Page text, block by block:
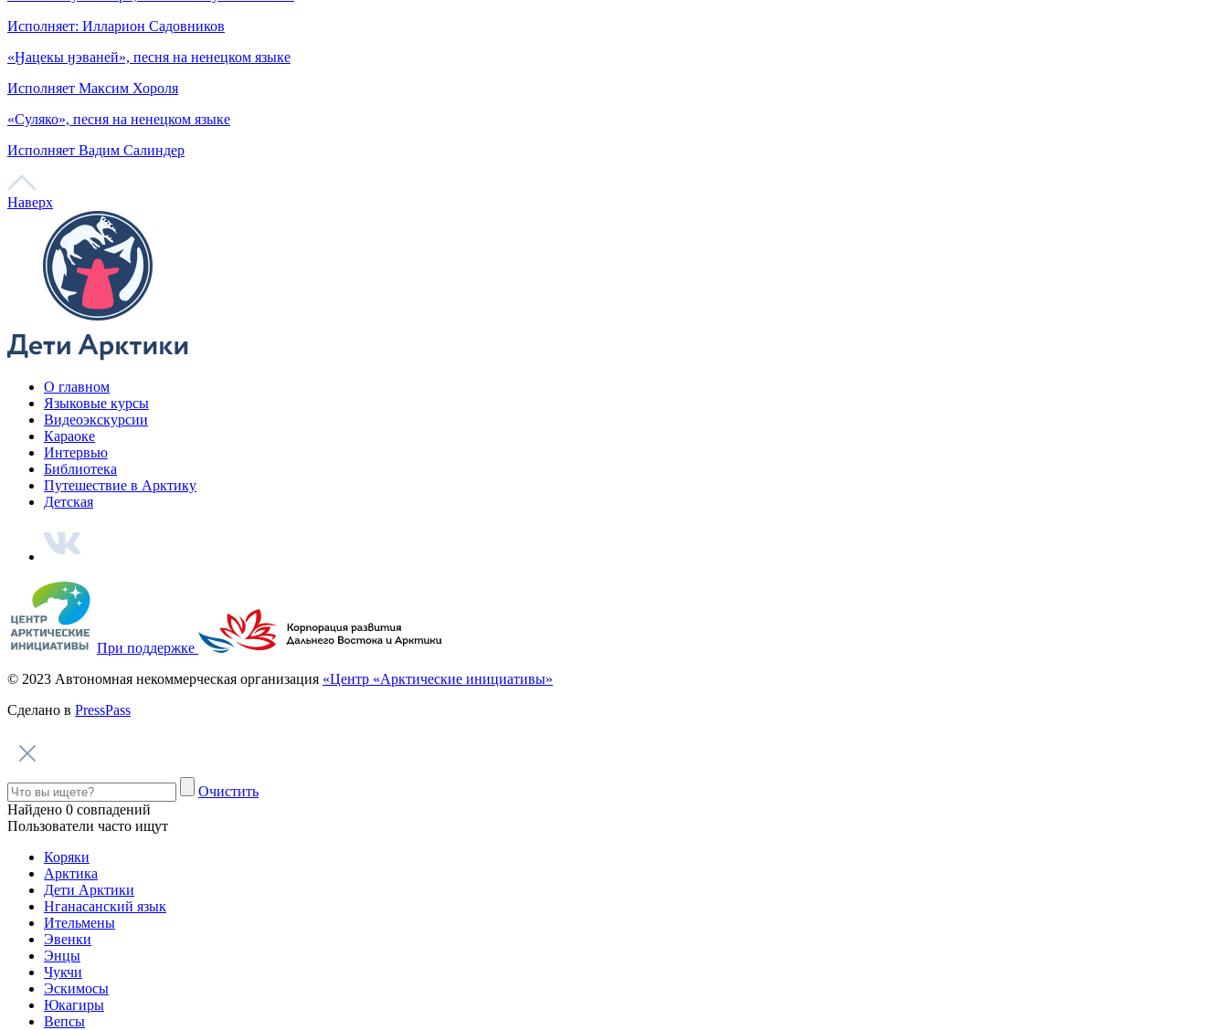
Исполняет: Илларион Садовников
«Ӈацекы ӈэваней», песня на ненецком языке
Исполняет Максим Хороля
«Суляко», песня на ненецком языке
Исполняет Вадим Салиндер
Наверх
О главном
Языковые курсы
Видеоэкскурсии
Караоке
Интервью
Библиотека
Путешествие в Арктику
Детская
При поддержке
© 2023 Автономная некоммерческая организация «Центр «Арктические инициативы»
Сделано в PressPass
Очистить
Найдено 0 совпадений
Пользователи часто ищут
Коряки
Арктика
Дети Арктики
Нганасанский язык
Ительмены
Эвенки
Энцы
Чукчи
Эскимосы
Юкагиры
Вепсы